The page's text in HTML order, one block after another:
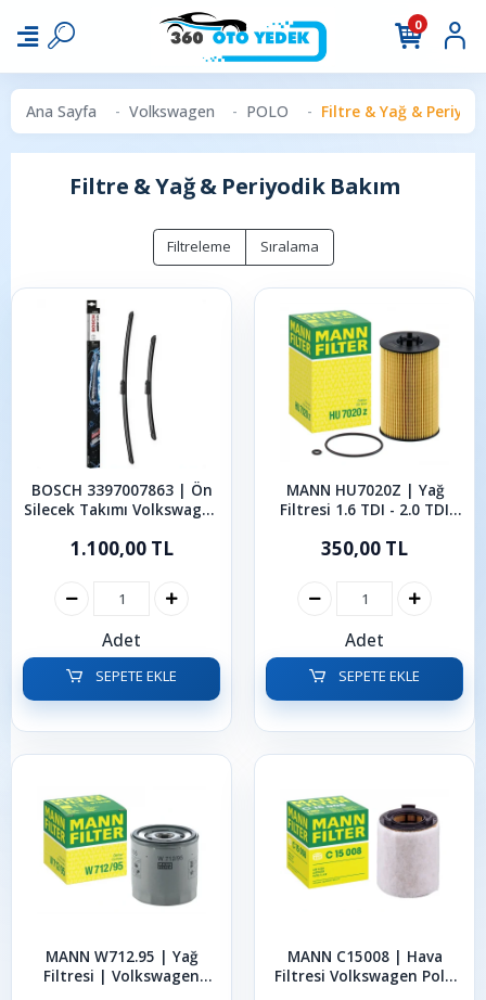
0
Ana Sayfa Volkswagen POLO Filtre & Yağ &
Filtre & Yağ & Periyodik Bakım
Filtreleme Sıralama
BOSCH 3397007863 | Ön
Silecek Takımı Volkswagen
14-24 Caddy 21-24 T-Roc
1.100,00 TL
Adet
SEPETE EKLE
MANN HU7020Z | Yağ
Filtresi 1.6 TDI - 2.0 TDI
Skoda
350,00 TL
Adet
SEPETE EKLE
MANN W712.95 | Yağ
Filtresi | Volkswagen
MANN C15008 | Hava
Filtresi Volkswagen Polo